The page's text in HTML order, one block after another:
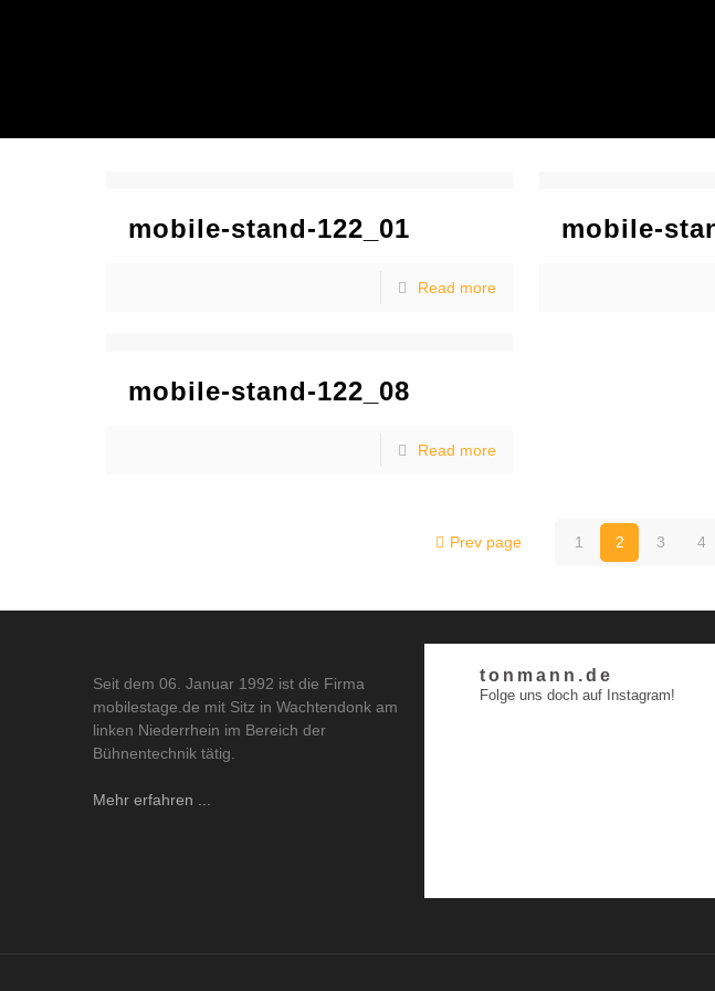
mobile-stand-122_01
Read more
mobile-
mobile-stand-122_08
Read more
Prev page 1 2 3 4
Seit dem 06. Januar 1992 ist die Firma
mobilestage.de mit Sitz in Wachtendonk am
linken Niederrhein im Bereich der
Bühnentechnik tätig.
Mehr erfahren ...
tonmann.de
Folge uns doch auf Instagram!